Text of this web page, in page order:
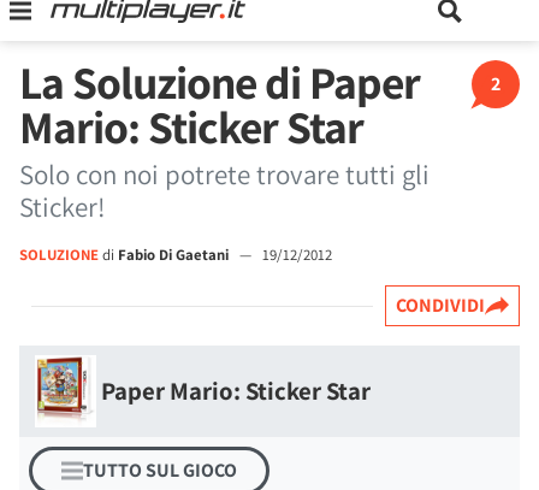
2
La Soluzione di Paper
Mario: Sticker Star
Solo con noi potrete trovare tutti gli
Sticker!
SOLUZIONEdi Fabio Di Gaetani — 19/12/2012
CONDIVIDI
Paper Mario: Sticker Star
TUTTO SUL GIOCO